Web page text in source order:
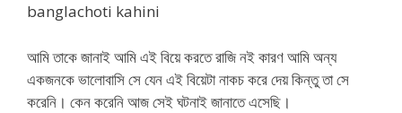
banglachoti kahini
আমি তাকে জানাই আমি এই বিয়ে করতে রাজি নই কারণ আমি অন্য
একজনকে ভালোবাসি সে যেন এই বিয়েটা নাকচ করে দেয় কিন্তু তা সে
করেনি। কেন করেনি আজ সেই ঘটনাই জানাতে এসেছি।